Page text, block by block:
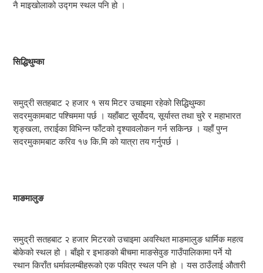
नै माइखोलाको उद्गम स्थल पनि हो ।
सिद्धिथुम्का
समुद्री सतहबाट २ हजार १ सय मिटर उचाइमा रहेको सिद्धिथुम्का
सदरमुकामबाट पश्चिममा पर्छ । यहाँबाट सूर्योदय, सूर्यास्त तथा चुरे र महाभारत
शृङ्खला, तराईका विभिन्न फाँटको दृश्यावलोकन गर्न सकिन्छ । यहाँ पुग्न
सदरमुकामबाट करिव १७ कि.मि को यात्रा तय गर्नुपर्छ ।
माङमालुङ
समुद्री सतहबाट २ हजार मिटरको उचाइमा अवस्थित माङमालुङ धार्मिक महत्व
बोकेको स्थल हो । बाँझो र इभाङको बीचमा माङसेवुङ गाउँपालिकामा पर्ने यो
स्थान किराँत धर्मावलम्बीहरूको एक पवित्र स्थल पनि हो । यस ठाउँलाई औतारी